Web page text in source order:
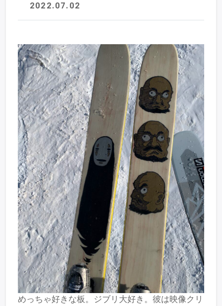
2022.07.02
めっちゃ好きな板。ジブリ大好き。彼は映像クリ